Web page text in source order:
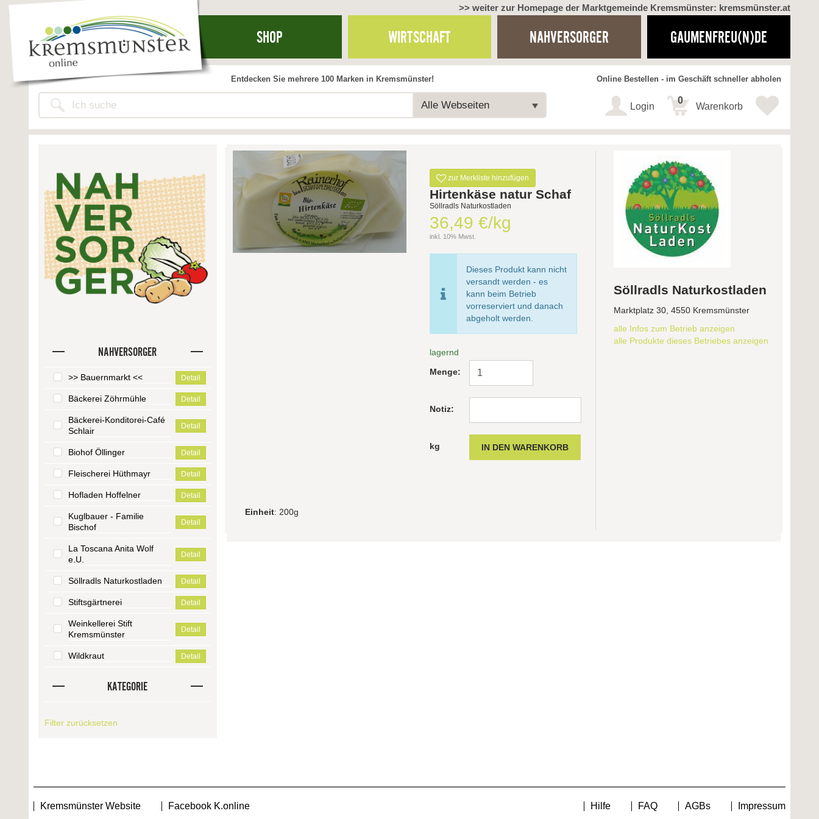
>> weiter zur Homepage der Marktgemeinde Kremsmünster: kremsmünster.at
SHOP WIRTSCHAFT NAHVERSORGER GAUMENFREU(N)DE
Alle Webseiten
Entdecken Sie mehrere 100 Marken in Kremsmünster! Online Bestellen - im Geschäft schneller abholen
Login Warenkorb
0
NAHVERSORGER
>> Bauernmarkt << Detail
Bäckerei Zöhrmühle Detail
Bäckerei-Konditorei-Café
Schlair
Detail
Biohof Öllinger Detail
Fleischerei Hüthmayr Detail
Hofladen Hoffelner Detail
Kuglbauer - Familie
Bischof
Detail
La Toscana Anita Wolf
e.U.
Detail
Söllradls Naturkostladen Detail
Stiftsgärtnerei Detail
Weinkellerei Stift
Kremsmünster
Detail
Wildkraut Detail
KATEGORIE
Filter zurücksetzen
zur Merkliste hinzufügen
Hirtenkäse natur Schaf
Söllradls Naturkostladen
36,49 €/kg
inkl. 10% Mwst.
Dieses Produkt kann nicht
versandt werden - es
kann beim Betrieb
vorreserviert und danach
abgeholt werden.
lagernd
Menge:
Notiz:
kg
Einheit: 200g
Söllradls Naturkostladen
Marktplatz 30, 4550 Kremsmünster
alle Infos zum Betrieb anzeigen
alle Produkte dieses Betriebes anzeigen
Kremsmünster Website Facebook K.online Hilfe FAQ AGBs Impressum